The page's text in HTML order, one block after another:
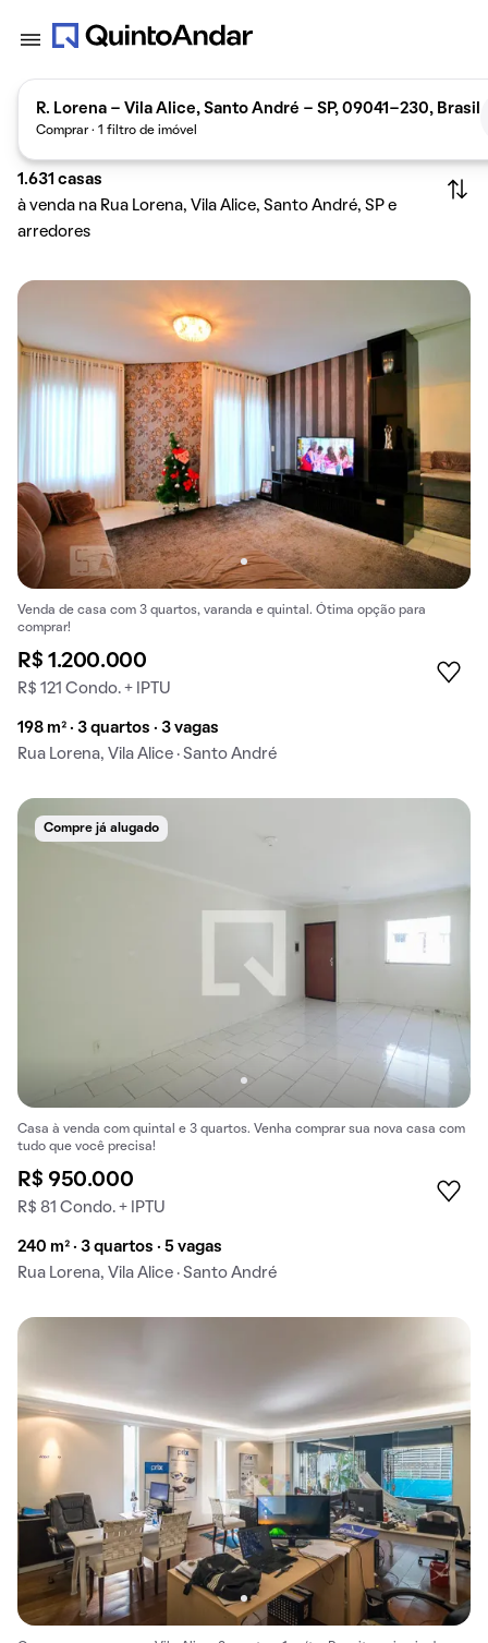
R. Lorena - Vila Alice, Santo André - SP, 09041-230, Brasil
Comprar · 1 filtro de imóvel
1.631 casas
à venda na Rua Lorena, Vila Alice, Santo André, SP e
arredores
Venda de casa com 3 quartos, varanda e quintal. Ótima opção para
comprar!
R$ 1.200.000
R$ 121 Condo. + IPTU
198 m² · 3 quartos · 3 vagas
Rua Lorena, Vila Alice · Santo André
Compre já alugado
Casa à venda com quintal e 3 quartos. Venha comprar sua nova casa com
tudo que você precisa!
R$ 950.000
R$ 81 Condo. + IPTU
240 m² · 3 quartos · 5 vagas
Rua Lorena, Vila Alice · Santo André